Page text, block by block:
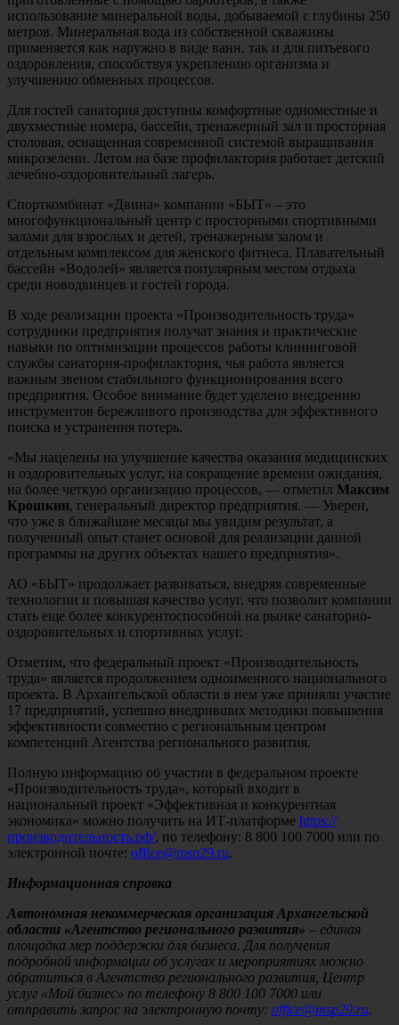
использование минеральной воды, добываемой с глубины 250
метров. Минеральная вода из собственной скважины
применяется как наружно в виде ванн, так и для питьевого
оздоровления, способствуя укреплению организма и
улучшению обменных процессов.
Для гостей санатория доступны комфортные одноместные и
двухместные номера, бассейн, тренажерный зал и просторная
столовая, оснащенная современной системой выращивания
микрозелени. Летом на базе профилактория работает детский
лечебно-оздоровительный лагерь.
Спорткомбинат «Двина» компании «БЫТ» – это
многофункциональный центр с просторными спортивными
залами для взрослых и детей, тренажерным залом и
отдельным комплексом для женского фитнеса. Плавательный
бассейн «Водолей» является популярным местом отдыха
среди новодвинцев и гостей города.
В ходе реализации проекта «Производительность труда»
сотрудники предприятия получат знания и практические
навыки по оптимизации процессов работы клининговой
службы санатория-профилактория, чья работа является
важным звеном стабильного функционирования всего
предприятия. Особое внимание будет уделено внедрению
инструментов бережливого производства для эффективного
поиска и устранения потерь.
«Мы нацелены на улучшение качества оказания медицинских
и оздоровительных услуг, на сокращение времени ожидания,
на более четкую организацию процессов, — отметил Максим
Крошкин, генеральный директор предприятия. — Уверен,
что уже в ближайшие месяцы мы увидим результат, а
полученный опыт станет основой для реализации данной
программы на других объектах нашего предприятия».
АО «БЫТ» продолжает развиваться, внедряя современные
технологии и повышая качество услуг, что позволит компании
стать еще более конкурентоспособной на рынке санаторно-
оздоровительных и спортивных услуг.
Отметим, что федеральный проект «Производительность
труда» является продолжением одноименного национального
проекта. В Архангельской области в нем уже приняли участие
17 предприятий, успешно внедривших методики повышения
эффективности совместно с региональным центром
компетенций Агентства регионального развития.
Полную информацию об участии в федеральном проекте
«Производительность труда», который входит в
национальный проект «Эффективная и конкурентная
экономика» можно получить на ИТ-платформе https://
производительность.рф/, по телефону: 8 800 100 7000 или по
электронной почте: office@msp29.ru.
Информационная справка
Автономная некоммерческая организация Архангельской
области «Агентство регионального развития» – единая
площадка мер поддержки для бизнеса. Для получения
подробной информации об услугах и мероприятиях можно
обратиться в Агентство регионального развития, Центр
услуг «Мой бизнес» по телефону 8 800 100 7000 или
отправить запрос на электронную почту: office@msp29.ru.